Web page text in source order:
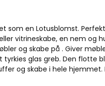
som en Lotusblomst.
vitrine­skabe, en nem og
og skabe på . Giver
tyrkies glas greb. Den flotte
og skabe i hele